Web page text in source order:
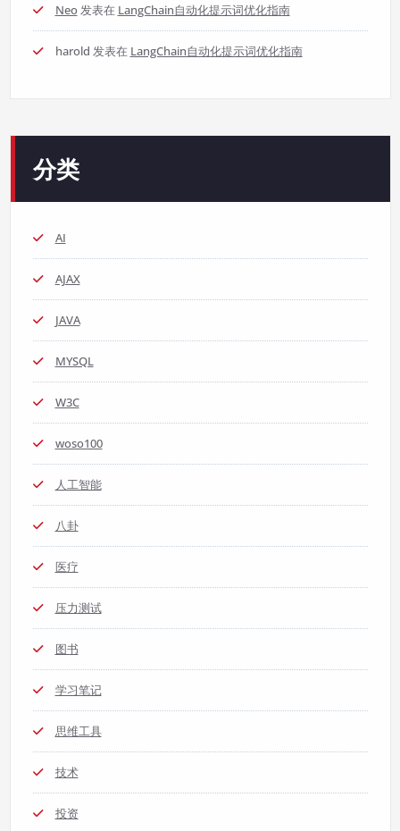
Neo发表在 LangChain自动化提示词优化指南
harold 发表在 LangChain自动化提示词优化指南
分类
AI
AJAX
JAVA
MYSQL
W3C
woso100
人工智能
八卦
医疗
压力测试
图书
学习笔记
思维工具
技术
投资